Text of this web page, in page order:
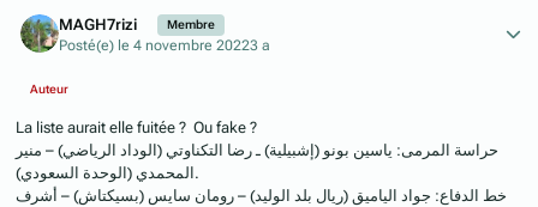
MAGH7rizi Membre
Posté(e) le 4 novembre 20223 a
Auteur
La liste aurait elle fuitée ? Ou fake ?
حراسة المرمى: ياسين بونو (إشبيلية) ـ رضا التكناوتي (الوداد الرياضي) – منير
المحمدي (الوحدة السعودي).
خط الدفاع: جواد الياميق (ريال بلد الوليد) – رومان سايس (بسيكتاش) – أشرف